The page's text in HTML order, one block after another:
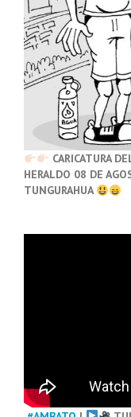
CARICATURA
HERALDO 08 DE
TUNGURAHUA